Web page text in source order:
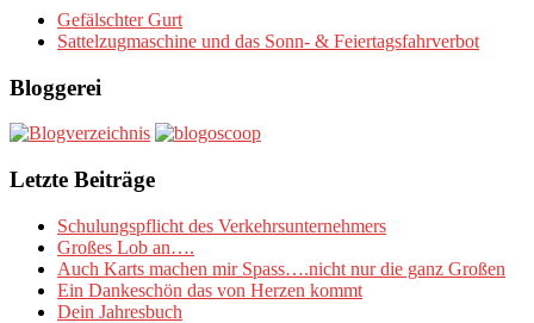
Gefälschter Gurt
Sattelzugmaschine und das Sonn- & Feiertagsfahrverbot
Bloggerei
Letzte Beiträge
Schulungspflicht des Verkehrsunternehmers
Großes Lob an….
Auch Karts machen mir Spass….nicht nur die ganz Großen
Ein Dankeschön das von Herzen kommt
Dein Jahresbuch